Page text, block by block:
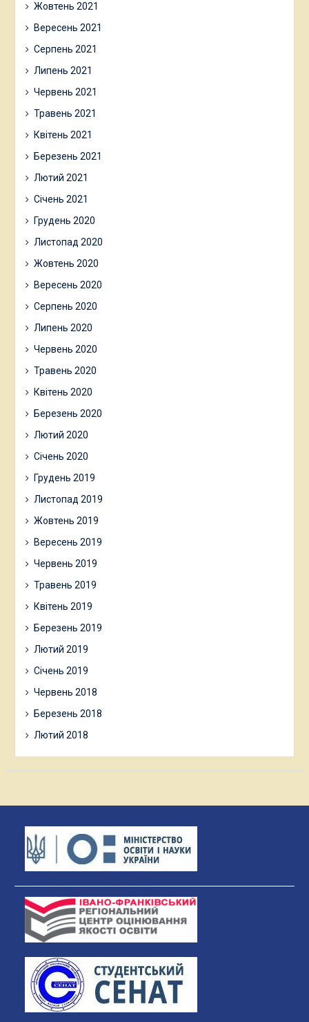
Жовтень 2021
Вересень 2021
Серпень 2021
Липень 2021
Червень 2021
Травень 2021
Квітень 2021
Березень 2021
Лютий 2021
Січень 2021
Грудень 2020
Листопад 2020
Жовтень 2020
Вересень 2020
Серпень 2020
Липень 2020
Червень 2020
Травень 2020
Квітень 2020
Березень 2020
Лютий 2020
Січень 2020
Грудень 2019
Листопад 2019
Жовтень 2019
Вересень 2019
Червень 2019
Травень 2019
Квітень 2019
Березень 2019
Лютий 2019
Січень 2019
Червень 2018
Березень 2018
Лютий 2018